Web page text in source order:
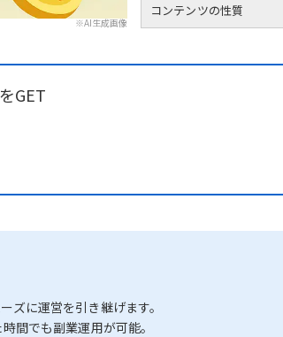
※AI生成画像
コンテンツの性質
GET
ズに運営を引き継げます。
間でも副業運用が可能。